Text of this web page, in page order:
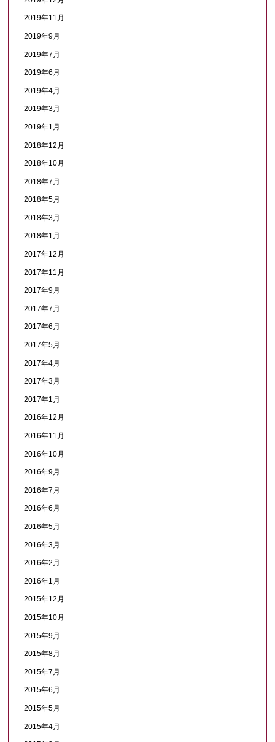
2019年11月
2019年9月
2019年7月
2019年6月
2019年4月
2019年3月
2019年1月
2018年12月
2018年10月
2018年7月
2018年5月
2018年3月
2018年1月
2017年12月
2017年11月
2017年9月
2017年7月
2017年6月
2017年5月
2017年4月
2017年3月
2017年1月
2016年12月
2016年11月
2016年10月
2016年9月
2016年7月
2016年6月
2016年5月
2016年3月
2016年2月
2016年1月
2015年12月
2015年10月
2015年9月
2015年8月
2015年7月
2015年6月
2015年5月
2015年4月